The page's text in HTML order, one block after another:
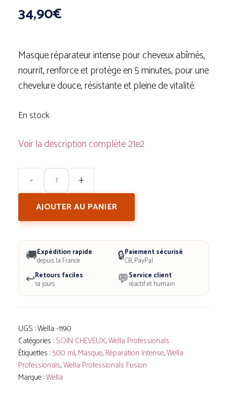
34,90€
Masque réparateur intense pour cheveux abîmés,
nourrit, renforce et protège en 5 minutes, pour une
chevelure douce, résistante et pleine de vitalité.
En stock
Voir la description complète
de
Wella
500ml
Masque
de
Intense
-
Soin
AJOUTER AU PANIER
🚚Expédition rapide
depuis la France
🔒Paiement sécurisé
CB, PayPal
↩️Retours faciles
14 jours
💬Service client
réactif et humain
UGS :Wella -1190
Catégories : SOIN CHEVEUX,Wella Professionals
Étiquettes :500 ml, Masque, Réparation Intense,Wella
Professionals,Wella Professionals Fusion
Marque :Wella